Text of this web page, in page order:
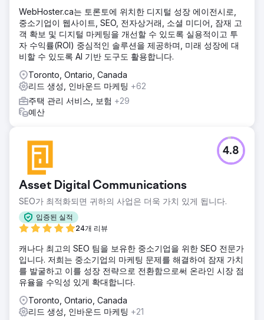
WebHoster.ca는 토론토에 위치한 디지털 성장 에이전시로,
중소기업이 웹사이트, SEO, 전자상거래, 소셜 미디어, 잠재 고
객 확보 및 디지털 마케팅을 개선할 수 있도록 실용적이고 투
자 수익률(ROI) 중심적인 솔루션을 제공하며, 미래 성장에 대
비할 수 있도록 AI 기반 도구도 활용합니다.
Toronto, Ontario, Canada
리드 생성, 인바운드 마케팅 +62
주택 관리 서비스, 보험 +29
예산
Asset Digital Communications
SEO가 최적화되면 귀하의 사업은 더욱 가치 있게 됩니다.
입증된 실적
24개 리뷰
4.8
캐나다 최고의 SEO 팀을 보유한 중소기업을 위한 SEO 전문가
입니다. 저희는 중소기업의 마케팅 문제를 해결하여 잠재 가치
를 발굴하고 이를 성장 전략으로 전환함으로써 온라인 시장 점
유율을 수익성 있게 확대합니다.
Toronto, Ontario, Canada
리드 생성, 인바운드 마케팅 +21